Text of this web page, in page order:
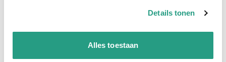
Details tonen
Alles toestaan